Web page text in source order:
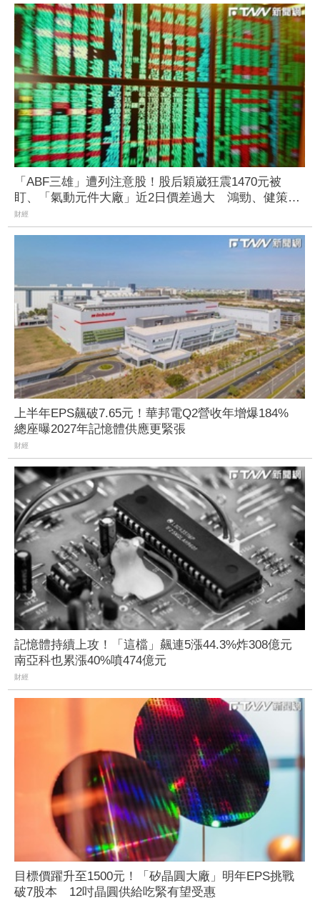
「ABF三雄」遭列注意股！股后穎崴狂震1470元被
盯、「氣動元件大廠」近2日價差過大 鴻勁、健策等
26檔個股拉警報
財經
上半年EPS飆破7.65元！華邦電Q2營收年增爆184%
總座曝2027年記憶體供應更緊張
財經
記憶體持續上攻！「這檔」飆連5漲44.3%炸308億元
南亞科也累漲40%噴474億元
財經
目標價躍升至1500元！「矽晶圓大廠」明年EPS挑戰
破7股本 12吋晶圓供給吃緊有望受惠